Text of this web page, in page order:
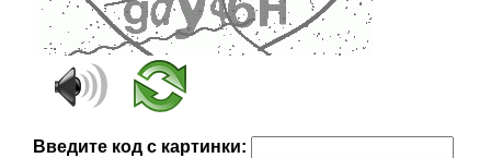
Введите код с картинки: